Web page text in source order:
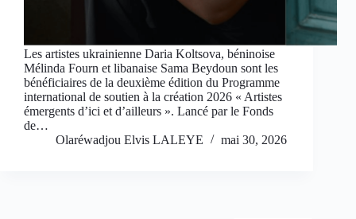
Les artistes ukrainienne Daria Koltsova, béninoise
Mélinda Fourn et libanaise Sama Beydoun sont les
bénéficiaires de la deuxième édition du Programme
international de soutien à la création 2026 « Artistes
émergents d’ici et d’ailleurs ». Lancé par le Fonds
de…
Olaréwadjou Elvis LALEYE
mai 30, 2026